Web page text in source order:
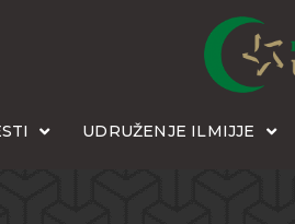
UDRUŽENJE ILMIJJE